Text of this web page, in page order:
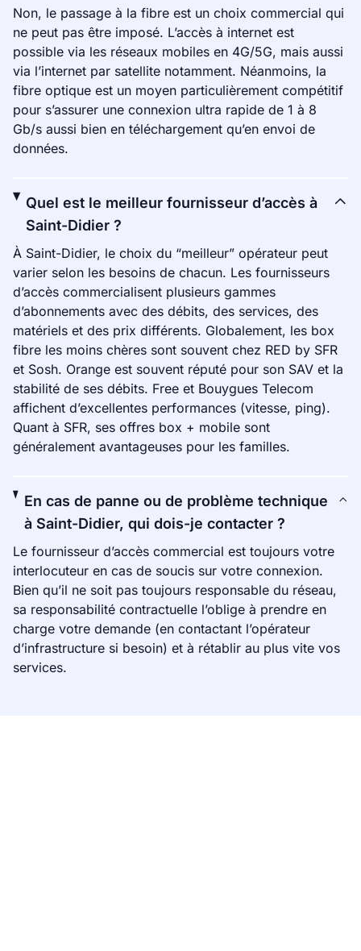
Non, le passage à la fibre est un choix commercial qui
ne peut pas être imposé. L’accès à internet est
possible via les réseaux mobiles en 4G/5G, mais aussi
via l’internet par satellite notamment. Néanmoins, la
fibre optique est un moyen particulièrement compétitif
pour s’assurer une connexion ultra rapide de 1 à 8
Gb/s aussi bien en téléchargement qu’en envoi de
données.
Quel est le meilleur fournisseur d’accès à
Saint-Didier ?
À Saint-Didier, le choix du “meilleur” opérateur peut
varier selon les besoins de chacun. Les fournisseurs
d’accès commercialisent plusieurs gammes
d’abonnements avec des débits, des services, des
matériels et des prix différents. Globalement, les box
fibre les moins chères sont souvent chez RED by SFR
et Sosh. Orange est souvent réputé pour son SAV et la
stabilité de ses débits. Free et Bouygues Telecom
affichent d’excellentes performances (vitesse, ping).
Quant à SFR, ses offres box + mobile sont
généralement avantageuses pour les familles.
En cas de panne ou de problème technique
à Saint-Didier, qui dois-je contacter ?
Le fournisseur d’accès commercial est toujours votre
interlocuteur en cas de soucis sur votre connexion.
Bien qu’il ne soit pas toujours responsable du réseau,
sa responsabilité contractuelle l’oblige à prendre en
charge votre demande (en contactant l’opérateur
d’infrastructure si besoin) et à rétablir au plus vite vos
services.